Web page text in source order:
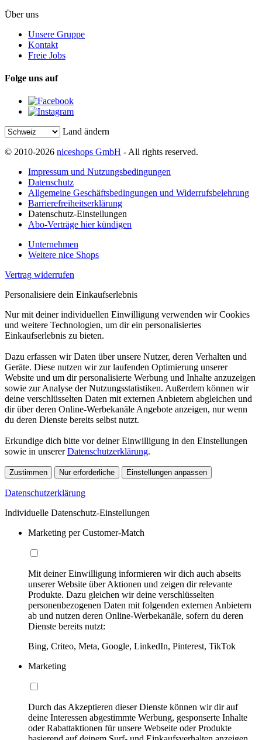
Über uns
Unsere Gruppe
Kontakt
Freie Jobs
Folge uns auf
Land ändern
© 2010-2026 niceshops GmbH - All rights reserved.
Impressum und Nutzungsbedingungen
Datenschutz
Allgemeine Geschäftsbedingungen und Widerrufsbelehrung
Barrierefreiheitserklärung
Datenschutz-Einstellungen
Abo-Verträge hier kündigen
Unternehmen
Weitere nice Shops
Vertrag widerrufen
Personalisiere dein Einkaufserlebnis
Nur mit deiner individuellen Einwilligung verwenden wir Cookies
und weitere Technologien, um dir ein personalisiertes
Einkaufserlebnis zu bieten.
Dazu erfassen wir Daten über unsere Nutzer, deren Verhalten und
Geräte. Diese nutzen wir zur laufenden Optimierung unserer
Website und um dir personalisierte Werbung und Inhalte anzuzeigen
sowie zur Analyse der Nutzungsstatistiken. Außerdem können wir
deine verschlüsselten Daten mit externen Anbietern abgleichen und
dir über deren Online-Werbekanäle Angebote anzeigen, nur wenn
du deren Dienste bereits selbst nutzt.
Erkundige dich bitte vor deiner Einwilligung in den Einstellungen
sowie in unsererDatenschutzerklärung.
Zustimmen Nur erforderliche Einstellungen anpassen
Datenschutzerklärung
Individuelle Datenschutz-Einstellungen
Marketing per Customer-Match
Mit deiner Einwilligung informieren wir dich auch abseits
unserer Website über Aktionen und zeigen dir relevante
Produkte. Dazu gleichen wir deine verschlüsselten
personenbezogenen Daten mit folgenden externen Anbietern
ab und nutzen deren Online-Werbekanäle, sofern du deren
Dienste bereits nutzt:
Bing, Criteo, Meta, Google, LinkedIn, Pinterest, TikTok
Marketing
Durch das Akzeptieren dieser Dienste können wir dir auf
deine Interessen abgestimmte Werbung, gesponserte Inhalte
oder Rabattaktionen für unsere Webseite oder Produkte